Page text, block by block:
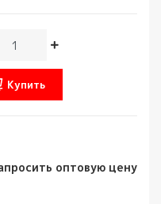
Купить
оптовую цену